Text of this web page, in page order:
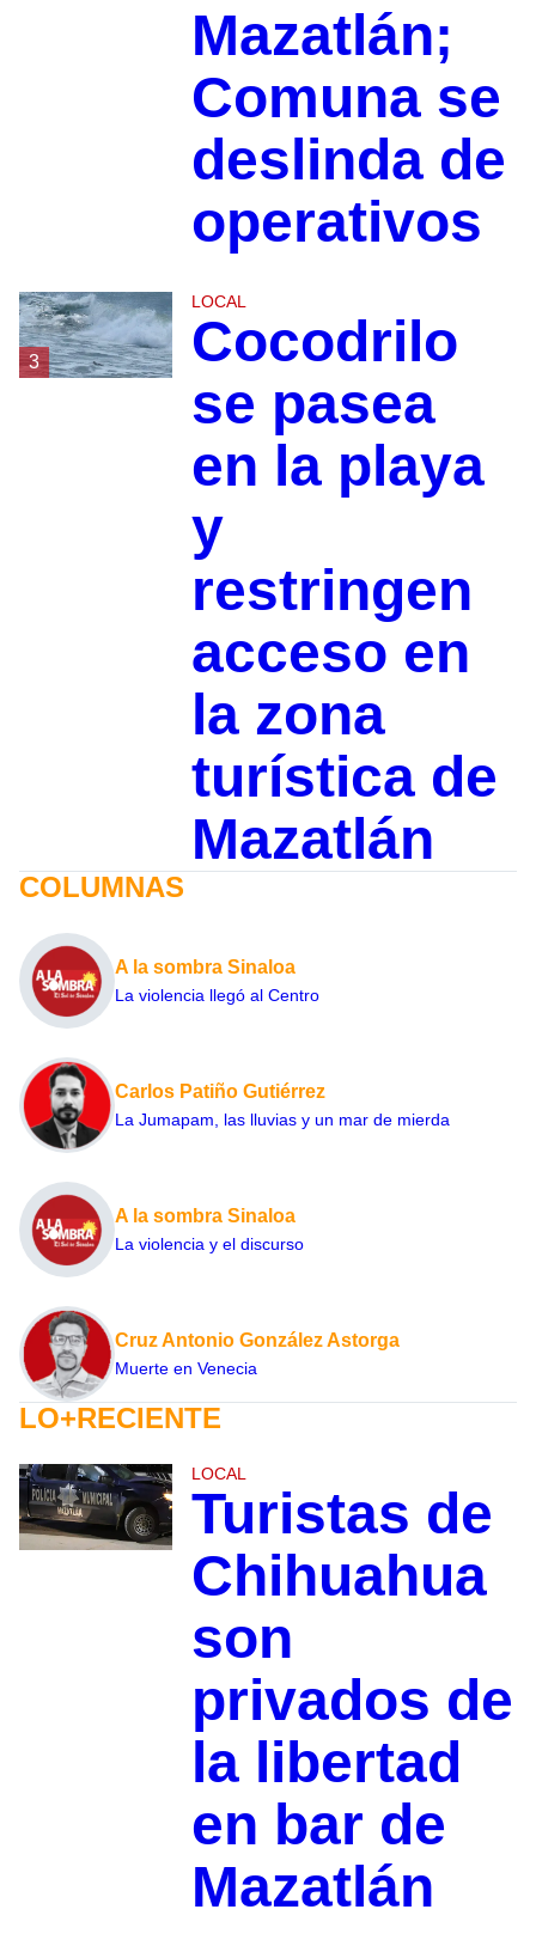
Mazatlán;
Comuna se
deslinda de
operativos
3
LOCAL
Cocodrilo
se pasea
en la playa
y
restringen
acceso en
la zona
turística de
Mazatlán
COLUMNAS
A la sombra Sinaloa
La violencia llegó al Centro
Carlos Patiño Gutiérrez
La Jumapam, las lluvias y un mar de mierda
A la sombra Sinaloa
La violencia y el discurso
Cruz Antonio González Astorga
Muerte en Venecia
LO+RECIENTE
LOCAL
Turistas de
Chihuahua
son
privados de
la libertad
en bar de
Mazatlán